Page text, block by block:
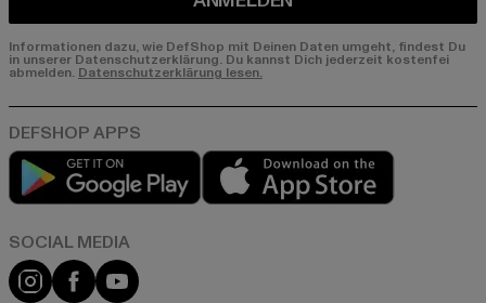
Informationen dazu, wie DefShop mit Deinen Daten umgeht, findest Du
in unserer Datenschutzerklärung. Du kannst Dich jederzeit kostenfei
abmelden. Datenschutzerklärung lesen.
Play market
Instagram
FacebookYouTube